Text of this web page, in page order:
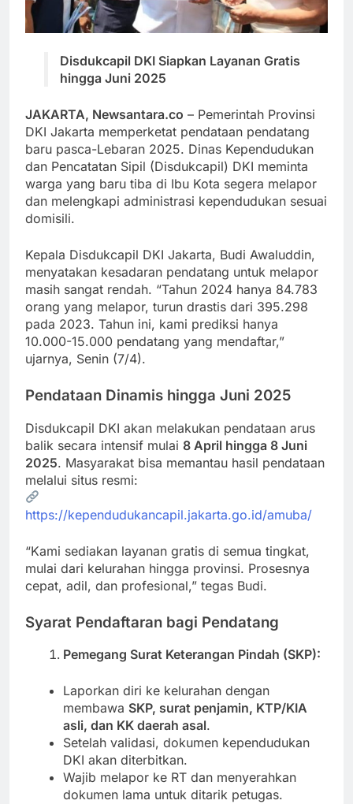
Disdukcapil DKI Siapkan Layanan Gratis
hingga Juni 2025
JAKARTA, Newsantara.co – Pemerintah Provinsi
DKI Jakarta memperketat pendataan pendatang
baru pasca-Lebaran 2025. Dinas Kependudukan
dan Pencatatan Sipil (Disdukcapil) DKI meminta
warga yang baru tiba di Ibu Kota segera melapor
dan melengkapi administrasi kependudukan sesuai
domisili.
Kepala Disdukcapil DKI Jakarta, Budi Awaluddin,
menyatakan kesadaran pendatang untuk melapor
masih sangat rendah. “Tahun 2024 hanya 84.783
orang yang melapor, turun drastis dari 395.298
pada 2023. Tahun ini, kami prediksi hanya
10.000-15.000 pendatang yang mendaftar,”
ujarnya, Senin (7/4).
Pendataan Dinamis hingga Juni 2025
Disdukcapil DKI akan melakukan pendataan arus
balik secara intensif mulai 8 April hingga 8 Juni
2025. Masyarakat bisa memantau hasil pendataan
melalui situs resmi:
https://kependudukancapil.jakarta.go.id/amuba/
“Kami sediakan layanan gratis di semua tingkat,
mulai dari kelurahan hingga provinsi. Prosesnya
cepat, adil, dan profesional,” tegas Budi.
Syarat Pendaftaran bagi Pendatang
Pemegang Surat Keterangan Pindah (SKP):
Laporkan diri ke kelurahan dengan
membawa SKP, surat penjamin, KTP/KIA
asli, dan KK daerah asal.
Setelah validasi, dokumen kependudukan
DKI akan diterbitkan.
Wajib melapor ke RT dan menyerahkan
dokumen lama untuk ditarik petugas.